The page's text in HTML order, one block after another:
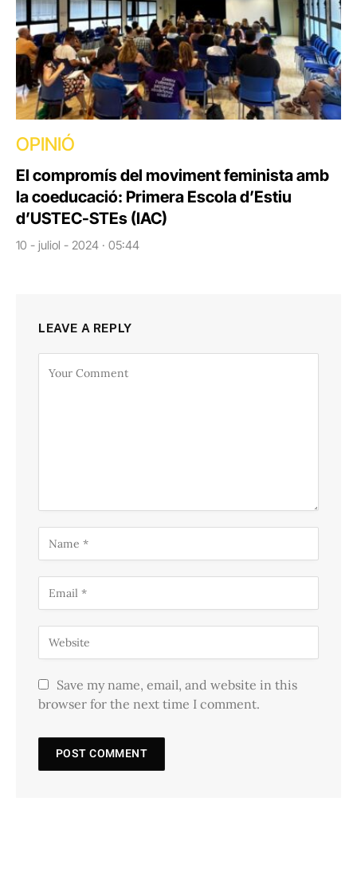
OPINIÓ
El compromís del moviment feminista amb
la coeducació: Primera Escola d’Estiu
d’USTEC-STEs (IAC)
10 - juliol - 2024 · 05:44
LEAVE A REPLY
Save my name, email, and website in this
browser for the next time I comment.